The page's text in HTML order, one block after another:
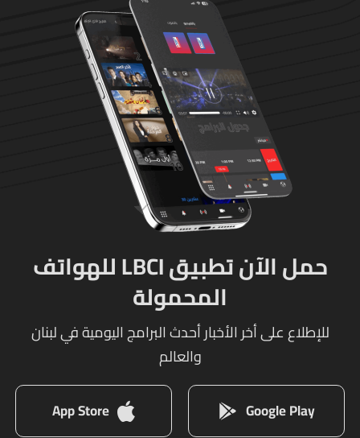
حمل الآن تطبيق LBCI للهواتف
المحمولة
للإطلاع على أخر الأخبار أحدث البرامج اليومية في لبنان
والعالم
Google Play
App Store